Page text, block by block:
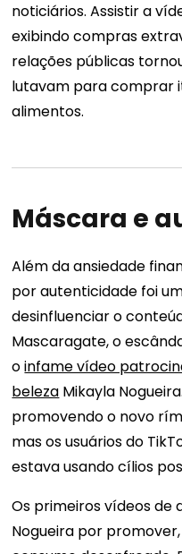
noticiários. Assistir a
exibindo compras
relações públicas
lutavam para comprar
alimentos.
Máscara e
Além da ansiedade
por autenticidade foi
desinfluenciar o
Mascaragate, o
oinfame vídeo
beleza Mikayla
promovendo o novo
mas os usuários do
estava usando cílios
Os primeiros vídeos de
Nogueira por